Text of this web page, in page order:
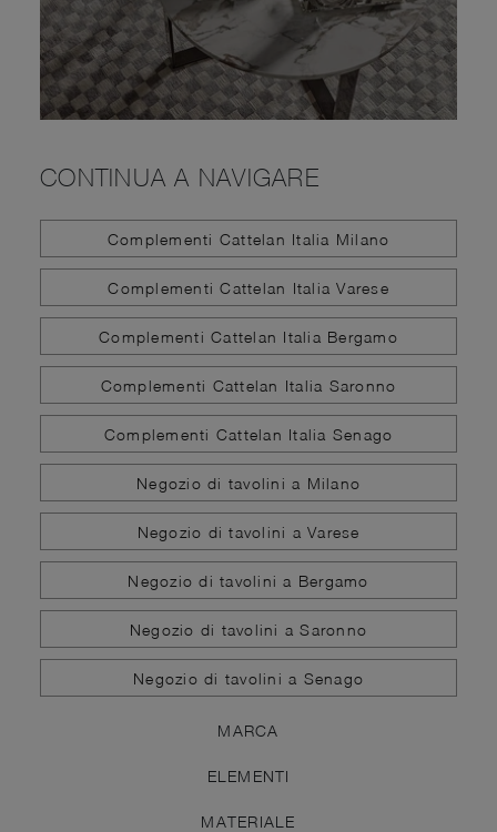
CONTINUA A NAVIGARE
Complementi Cattelan Italia Milano
Complementi Cattelan Italia Varese
Complementi Cattelan Italia Bergamo
Complementi Cattelan Italia Saronno
Complementi Cattelan Italia Senago
Negozio di tavolini a Milano
Negozio di tavolini a Varese
Negozio di tavolini a Bergamo
Negozio di tavolini a Saronno
Negozio di tavolini a Senago
MARCA
ELEMENTI
MATERIALE